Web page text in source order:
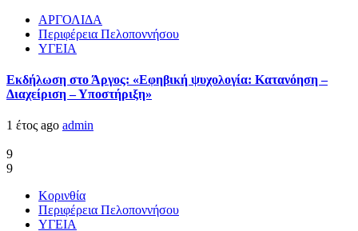
ΑΡΓΟΛΙΔΑ
Περιφέρεια Πελοποννήσου
ΥΓΕΙΑ
Εκδήλωση στο Άργος: «Εφηβική ψυχολογία: Κατανόηση –
Διαχείριση – Υποστήριξη»
1 έτος ago admin
9
9
Κορινθία
Περιφέρεια Πελοποννήσου
ΥΓΕΙΑ